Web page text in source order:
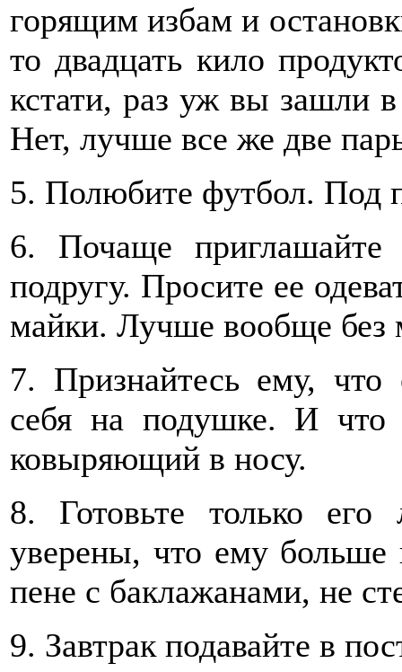
горящим избам и
то двадцать кило
кстати, раз уж вы зашли
Нет, лучше все же две
5. Полюбите футбол. Под
6. Почаще
подругу. Просите ее
майки. Лучше вообще без
7. Признайтесь ему, что
себя на подушке. И
ковыряющий в носу.
8. Готовьте только
уверены, что ему больше
пене с баклажанами, не
9. Завтрак подавайте в